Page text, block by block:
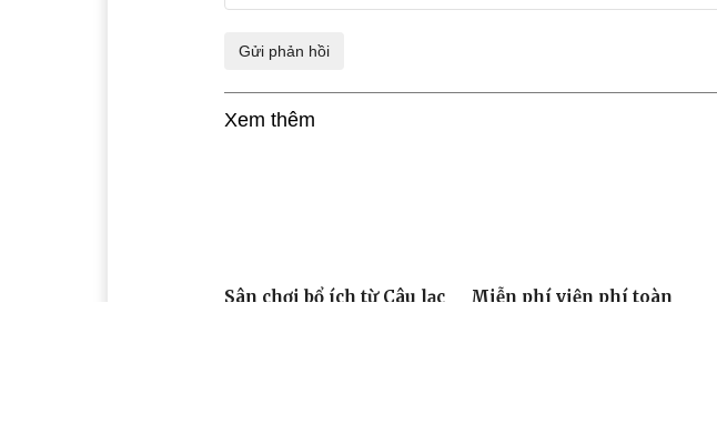
Xem thêm
Sân chơi bổ ích từ Câu lạc
Miễn phí viện phí toàn